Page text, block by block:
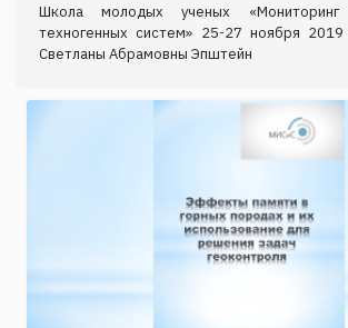
Школа молодых ученых
техногенных систем» 25-27 ноября 2019
Светланы Абрамовны Эпштейн